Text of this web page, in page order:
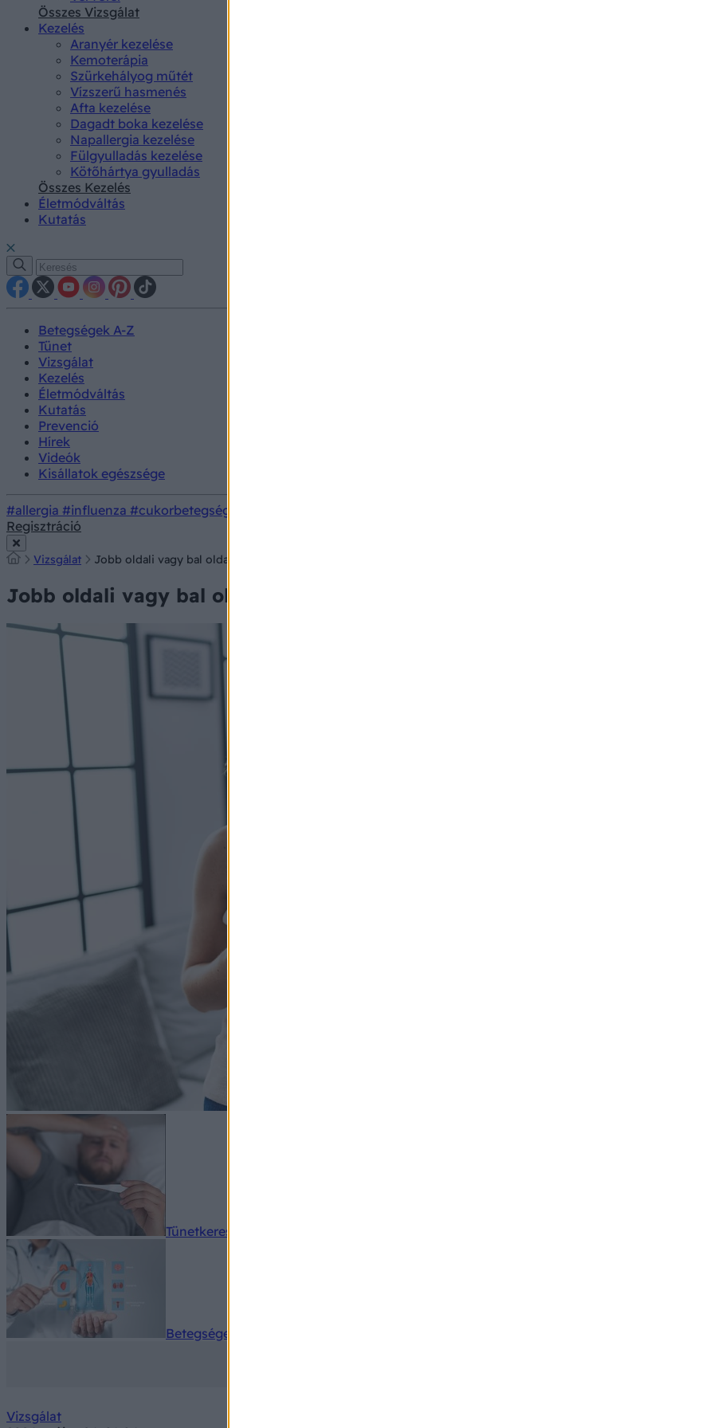
Összes Vizsgálat
Kezelés
Aranyér kezelése
Kemoterápia
Szürkehályog műtét
Vízszerű hasmenés
Afta kezelése
Dagadt boka kezelése
Napallergia kezelése
Fülgyulladás kezelése
Kötőhártya gyulladás
Összes Kezelés
Életmódváltás
Kutatás
Betegségek A-Z
Tünet
Vizsgálat
Kezelés
Életmódváltás
Kutatás
Prevenció
Hírek
Videók
Kisállatok egészsége
#allergia #influenza #cukorbetegség
Regisztráció
Vizsgálat Jobb oldali vagy bal oldali szívelégtelenség: tipikus tünetek, amikről fel lehet ismerni
Jobb oldali vagy bal oldali szívelégtelenség: tipikus tünetek, amikről fel
Tünetkereső
Betegségek A-Z
Vizsgálat